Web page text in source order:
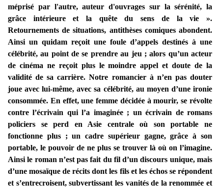
méprisé par l'autre, auteur d'ouvrages sur la sérénité, la
grâce intérieure et la quête du sens de la vie ».
Retournements de situations, antithèses comiques abondent.
Ainsi un quidam reçoit une foule d’appels destinés à une
célébrité, au point de se prendre au jeu ; alors qu’un acteur
de cinéma ne reçoit plus le moindre appel et doute de la
validité de sa carrière. Notre romancier à n’en pas douter
joue avec lui-même, avec sa célébrité, au moyen d’une ironie
consommée. En effet, une femme décidée à mourir, se révolte
contre l’écrivain qui l’a imaginée ; un écrivain de romans
policiers se perd en Asie centrale où son portable ne
fonctionne plus ; un cadre supérieur gagne, grâce à son
portable, le pouvoir de ne plus se trouver là où on l’imagine.
Ainsi le roman n’est pas fait du fil d’un discours unique, mais
d’une mosaïque de récits dont les fils et les échos se répondent
et s’entrecroisent, subvertissant les vanités de la renommée et